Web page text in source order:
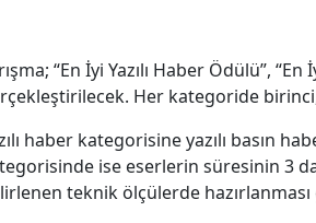
“En İyi Yazılı Haber Ödülü”,
Her kategoride
haber kategorisine yazılı basın
ise eserlerin süresinin 3
teknik ölçülerde